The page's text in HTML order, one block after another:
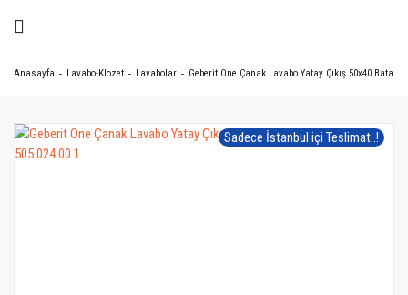
Anasayfa Lavabo-Klozet Lavabolar Geberit One Çanak Lavabo Yatay Çıkış 50x40
Sadece İstanbul içi Teslimat..!